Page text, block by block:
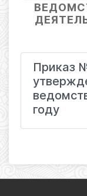
Приказ
году